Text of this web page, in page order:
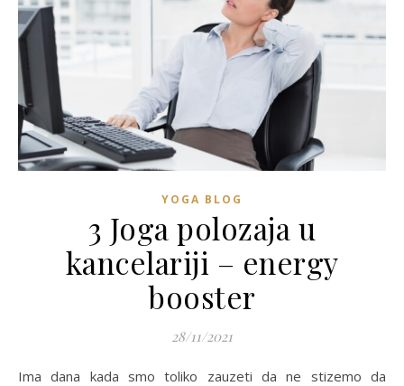
YOGA BLOG
3 Joga polozaja u
kancelariji – energy
booster
28/11/2021
Ima dana kada smo toliko zauzeti da ne stizemo da